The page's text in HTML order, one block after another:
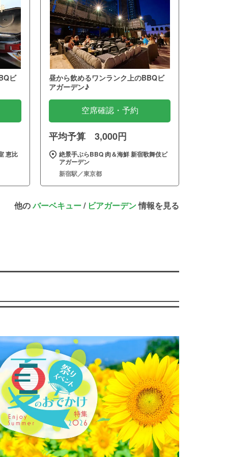
ビ
恵比
昼から飲めるワンランク上のBBQビ
アガーデン♪
空席確認・予約
平均予算 3,000円
絶景手ぶらBBQ 肉＆海鮮 新宿歌舞伎ビ
アガーデン
新宿駅／東京都
他のバーベキュー/ ビアガーデン情報を見る